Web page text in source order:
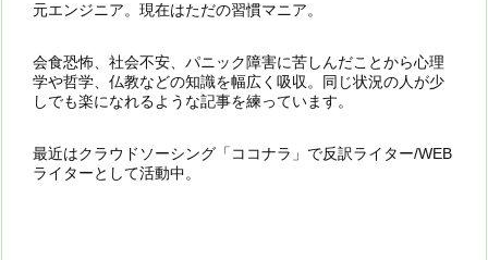
元エンジニア。現在はただの習慣マニア。
会食恐怖、社会不安、パニック障害に苦しんだことから心理
学や哲学、仏教などの知識を幅広く吸収。同じ状況の人が少
しでも楽になれるような記事を練っています。
最近はクラウドソーシング「ココナラ」で反訳ライター/WEB
ライターとして活動中。